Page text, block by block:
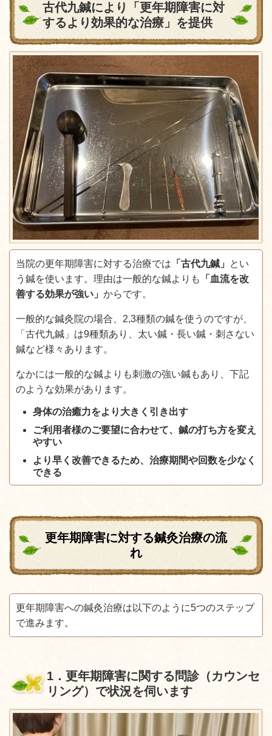
古代九鍼により「更年期障害に対
するより効果的な治療」を提供
当院の更年期障害に対する治療では 「古代九鍼」
とい
う鍼を使います。理由は一般的な鍼よりも
「血流を改
善する効果が強い」 からです。
一般的な鍼灸院の場合、2,3種類の鍼を使うのですが、
「古代九鍼」は9種類あり、太い鍼・長い鍼・刺さない
鍼など様々あります。
なかには一般的な鍼よりも刺激の強い鍼もあり、下記
のような効果があります。
身体の治癒力をより大きく引き出す
ご利用者様のご要望に合わせて、鍼の打ち方を変え
やすい
より早く改善できるため、治療期間や回数を少なく
できる
更年期障害に対する鍼灸治療の流
れ
更年期障害への鍼灸治療は以下のように5つのステップ
で進みます。
1 ．更年期障害に関する問診（カウンセ
リング）で状況を伺います